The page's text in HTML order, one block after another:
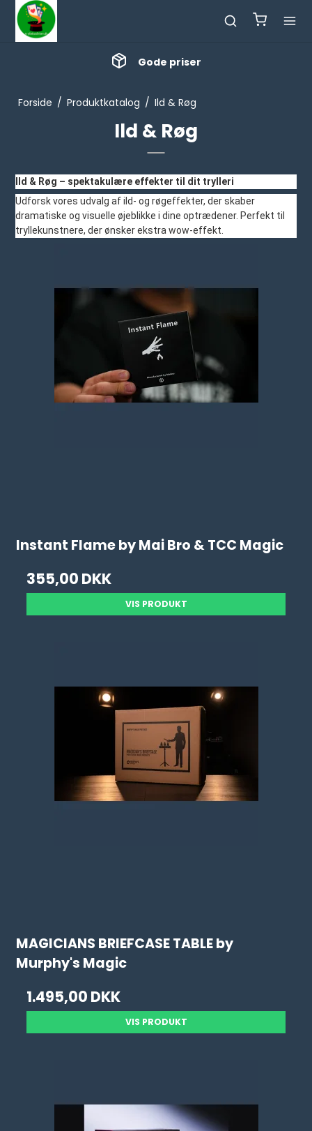
Masser af nyheder
Forside / Produktkatalog / Ild & Røg
Ild & Røg
Ild & Røg – spektakulære effekter til dit trylleri
Udforsk vores udvalg af ild- og røgeffekter, der skaber
dramatiske og visuelle øjeblikke i dine optrædener. Perfekt til
tryllekunstnere, der ønsker ekstra wow-effekt.
Instant Flame by Mai Bro & TCC Magic
355,00 DKK
VIS PRODUKT
MAGICIANS BRIEFCASE TABLE by
Murphy's Magic
1.495,00 DKK
VIS PRODUKT